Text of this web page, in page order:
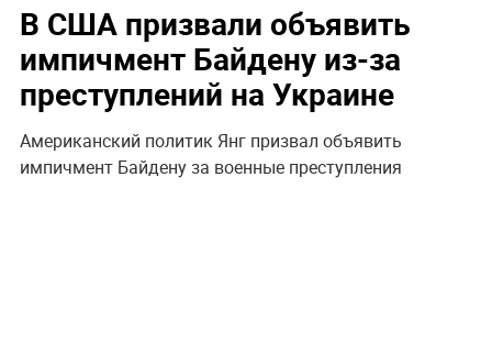
В США призвали объявить
импичмент Байдену из-за
преступлений на Украине
Американский политик Янг призвал объявить
импичмент Байдену за военные преступления